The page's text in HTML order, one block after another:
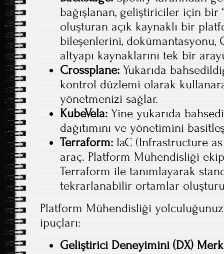
bağışlanan, geliştiriciler için bir
oluşturan açık kaynaklı bir
bileşenlerini, dokümantasyonu,
altyapı kaynaklarını tek bir
Crossplane: Yukarıda
kontrol düzlemi olarak
yönetmenizi sağlar.
KubeVela: Yine yukarıda
dağıtımını ve yönetimini
Terraform: IaC (Infrastructure
araç. Platform Mühendisliği
Terraform ile tanımlayarak
tekrarlanabilir ortamlar
Platform Mühendisliği
ipuçları:
Geliştirici Deneyimini (DX)